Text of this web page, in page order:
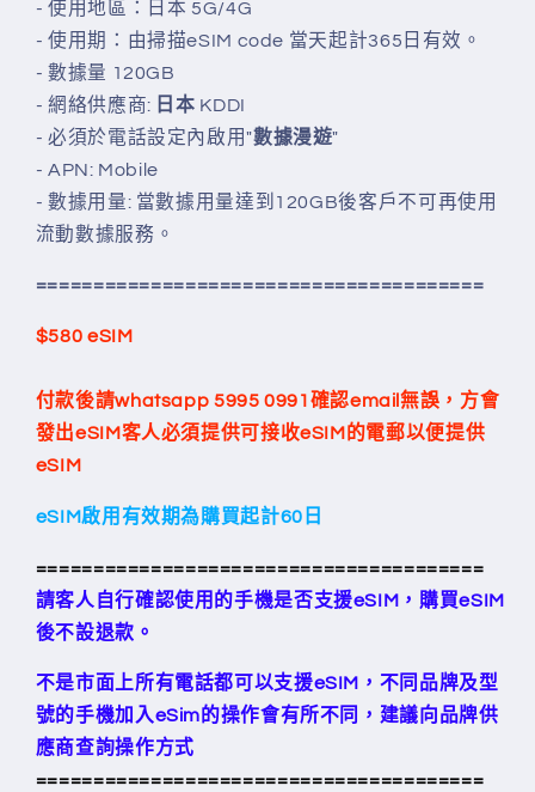
純
數
據
漫
遊
年
卡
(只
限
數
減
少
純
數
漫
遊
卡
限
增
加
- 使用地區：日本5G/4G
- 使用期：由掃描eSIM code 當天起計365日有效。
- 數據量 120GB
- 網絡供應商: 日本 KDDI
- 必須於電話設定內啟用"數據漫遊"
- APN: Mobile
-數據用量: 當數據用量達到120GB後客戶不可再使用
流動數據服務。
=======================================
$580 eSIM
付款後請whatsapp 5995 0991確認email無誤，方會
發出eSIM客人必須提供可接收eSIM 的電郵以便提供
eSIM
eSIM啟用有效期為購買起計60日
=======================================
請客人自行確認使用的手機是否支援eSIM，購買eSIM
後不設退款。
不是市面上所有電話都可以支援eSIM ，不同品牌及型
號的手機加入eSim 的操作會有所不同，建議向品牌供
應商查詢操作方式
=======================================